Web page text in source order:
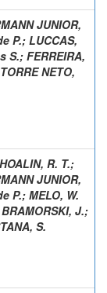
JUNIOR,
P.; LUCCAS,
S.; FERREIRA,
TORRE NETO,
R. T.;
JUNIOR,
P.; MELO, W.
BRAMORSKI, J.;
S.